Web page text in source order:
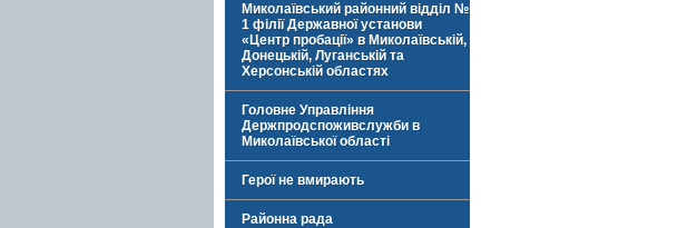
Миколаївський районний відділ №
1 філії Державної установи
«Центр пробації» в Миколаївській,
Донецькій, Луганській та
Херсонській областях
Головне Управління
Держпродспоживслужби в
Миколаївської області
Герої не вмирають
Районна рада